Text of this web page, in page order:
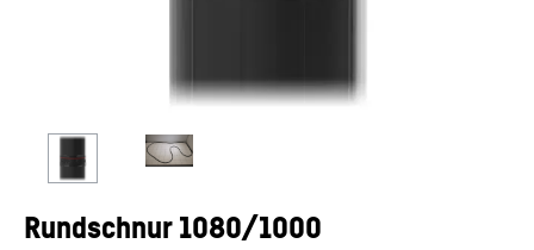
Rundschnur 1080/1000